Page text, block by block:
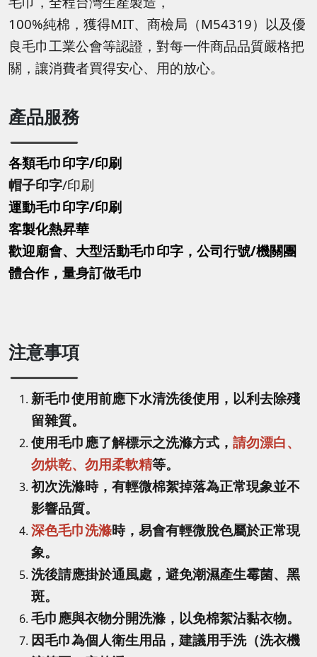
100%純棉，獲得MIT、商檢局（M54319）以及優
良毛巾工業公會等認證，對每一件商品品質嚴格把
關，讓消費者買得安心、用的放心。
產品服務
各類毛巾印字/印刷
帽子印字/印刷
運動毛巾印字/印刷
客製化熱昇華
歡迎廟會、大型活動毛巾印字，公司行號/機關團
體合作，量身訂做毛巾
注意事項
新毛巾使用前應下水清洗後使用，以利去除殘
留雜質。
使用毛巾應了解標示之洗滌方式， 請勿漂白、
勿烘乾、勿用柔軟精等。
初次洗滌時，有輕微棉絮掉落為正常現象並不
影響品質。
深色毛巾洗滌時，易會有輕微脫色屬於正常現
象。
洗後請應掛於通風處，避免潮濕產生霉菌、黑
斑。
毛巾應與衣物分開洗滌，以免棉絮沾黏衣物。
因毛巾為個人衛生用品，建議用手洗（洗衣機